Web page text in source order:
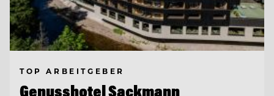
TOP ARBEITGEBER
Genusshotel Sackmann